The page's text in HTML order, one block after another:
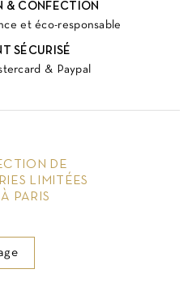
& CONFECTION
et éco-responsable
SÉCURISÉ
& Paypal
DE
LIMITÉES
PARIS